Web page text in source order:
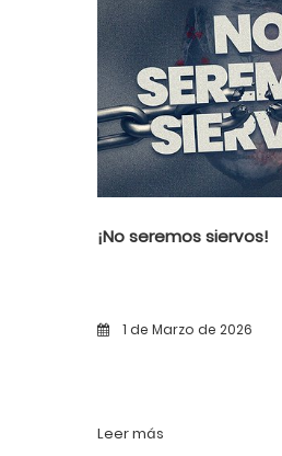
¡No seremos siervos!
1 de Marzo de 2026
Leer más